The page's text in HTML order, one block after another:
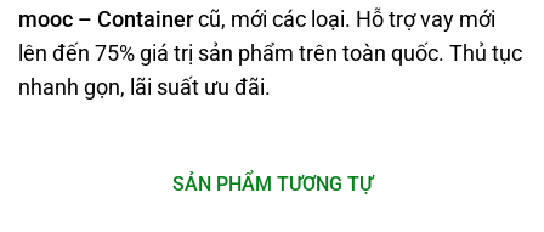
mooc – Containercũ, mới các loại. Hỗ trợ vay mới
lên đến 75% giá trị sản phẩm trên toàn quốc. Thủ tục
nhanh gọn, lãi suất ưu đãi.
SẢN PHẨM TƯƠNG TỰ